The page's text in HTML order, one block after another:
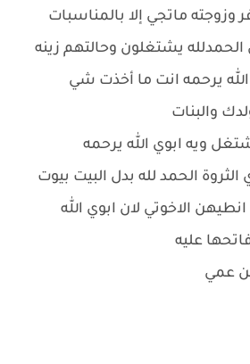
وزوجته ماتجي إلا بالمناسبات
يشتغلون وحالتهم زينه
يرحمه انت ما أخذت شي
والبنات
ويه ابوي الله يرحمه
الحمد لله بدل البيت بيوت
الاخوتي لان ابوي الله
عليه
عمي